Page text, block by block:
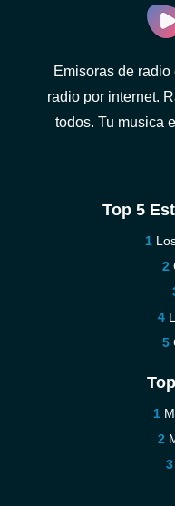
Emisoras de
radio por internet.
todos. Tu musica
Top 5